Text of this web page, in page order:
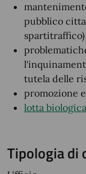
pubblico
spartitraffico)
tutela delle
promozione
lotta
Tipologia di